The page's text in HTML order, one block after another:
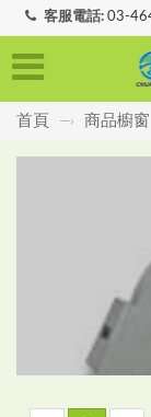
客服電話: 03-
首頁 —› 商品櫥窗